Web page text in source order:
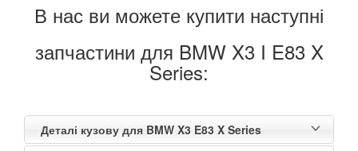
В нас ви можете купити наступні
запчастини для BMW X3 I E83 X
Series:
Деталі кузову для BMW X3 E83 X Series